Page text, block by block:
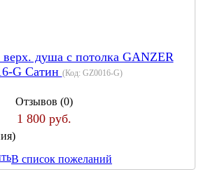
душа с потолка GANZER
G Сатин (Код: GZ0016-G)
Отзывов (0)
1 800 руб.
В список пожеланий